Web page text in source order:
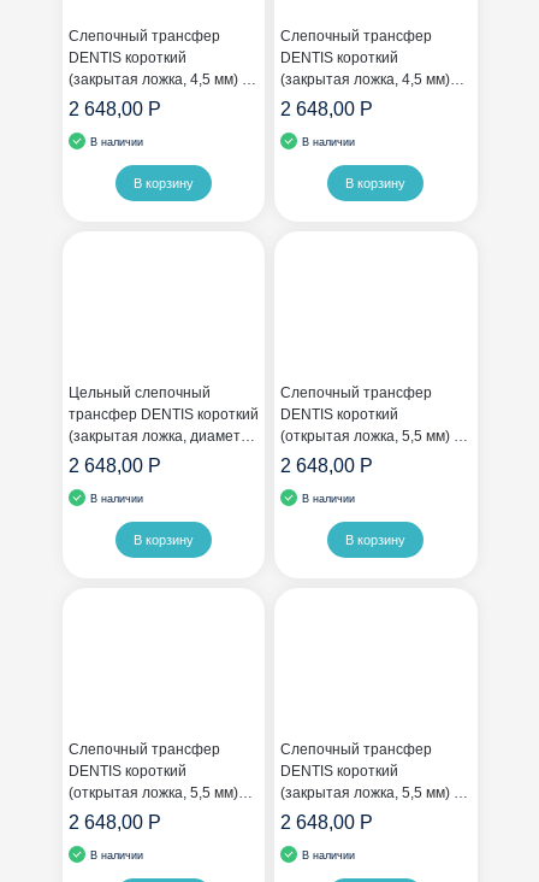
Слепочный трансфер
DENTIS короткий
(закрытая ложка, 4,5 мм) с
шестигранником
2 648,00 Р
В наличии
В корзину
Слепочный трансфер
DENTIS короткий
(закрытая ложка, 4,5 мм)
без шестигранника
2 648,00 Р
В наличии
В корзину
Цельный слепочный
трансфер DENTIS короткий
(закрытая ложка, диаметр
5,5 мм)
2 648,00 Р
В наличии
В корзину
Слепочный трансфер
DENTIS короткий
(открытая ложка, 5,5 мм) с
шестигранником
2 648,00 Р
В наличии
В корзину
Слепочный трансфер
DENTIS короткий
(открытая ложка, 5,5 мм)
без шестигранника
2 648,00 Р
В наличии
Слепочный трансфер
DENTIS короткий
(закрытая ложка, 5,5 мм) с
шестигранником
2 648,00 Р
В наличии